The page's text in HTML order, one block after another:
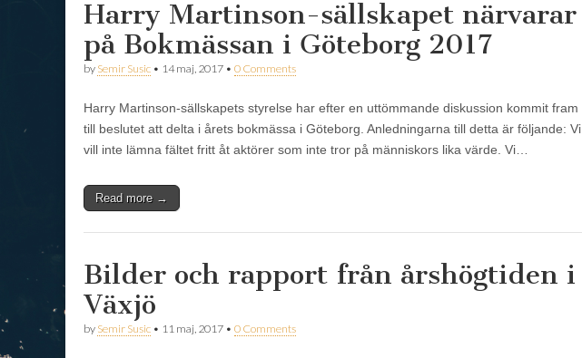
Harry Martinson-sällskapet närvarar
på Bokmässan i Göteborg 2017
by Semir Susic • 14 maj, 2017 • 0 Comments
Harry Martinson-sällskapets styrelse har efter en uttömmande diskussion kommit fram
till beslutet att delta i årets bokmässa i Göteborg. Anledningarna till detta är följande: Vi
vill inte lämna fältet fritt åt aktörer som inte tror på människors lika värde. Vi…
Read more →
Bilder och rapport från årshögtiden i
Växjö
by Semir Susic • 11 maj, 2017 • 0 Comments